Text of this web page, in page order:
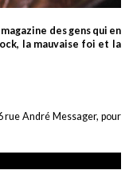
des gens qui en
la mauvaise foi et la
rue André Messager, pour